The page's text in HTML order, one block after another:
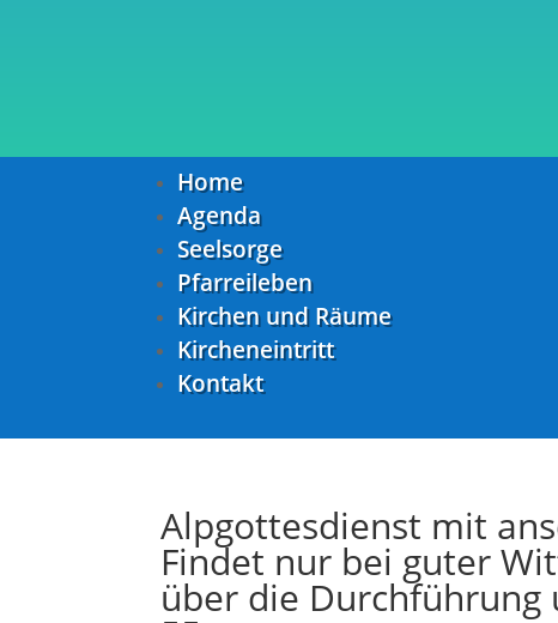
Home
Agenda
Seelsorge
Pfarreileben
Kirchen und Räume
Kircheneintritt
Kontakt
Alpgottesdienst mit
Findet nur bei guter
über die